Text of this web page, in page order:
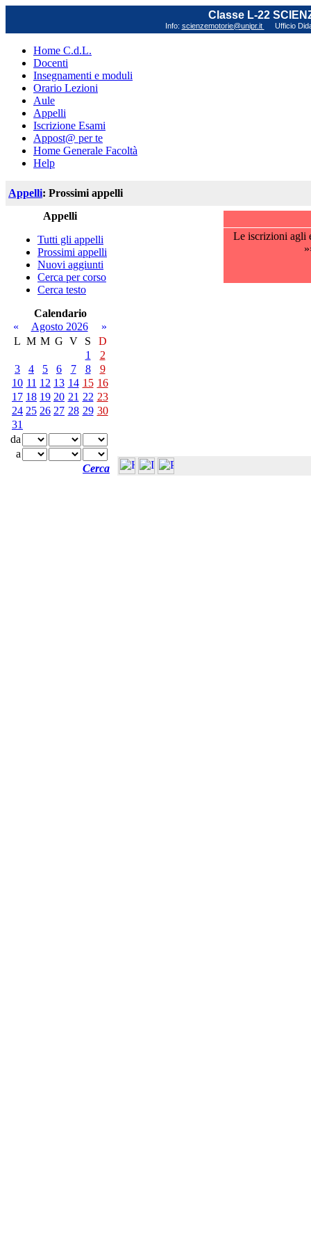
Classe L-22
Info: scienzemotorie@unipr.it Ufficio
Home C.d.L.
Docenti
Insegnamenti e moduli
Orario Lezioni
Aule
Appelli
Iscrizione Esami
Appost@ per te
Home Generale Facoltà
Help
Appelli: Prossimi appelli
Appelli
Tutti gli appelli
Prossimi appelli
Nuovi aggiunti
Cerca per corso
Cerca testo
Calendario
«
Agosto 2026
»
L M M G V S
D
1
2
3
4 5 6 7 8
9
10 11 12 13 14 15 16
17 18 19 20 21 22 23
24 25 26 27 28 29 30
31
da
a
Cerca
Le iscrizioni agli